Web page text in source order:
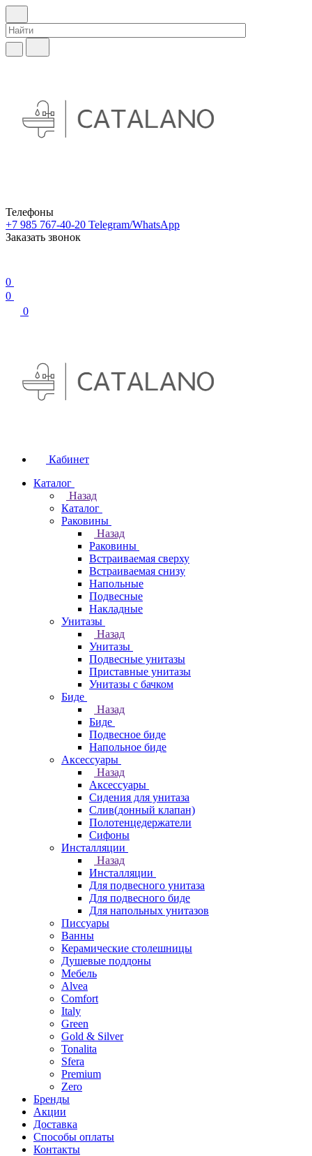
Телефоны
+7 985 767-40-20 Telegram/WhatsApp
Заказать звонок
0
0
0
Кабинет
Каталог
Назад
Каталог
Раковины
Назад
Раковины
Встраиваемая сверху
Встраиваемая снизу
Напольные
Подвесные
Накладные
Унитазы
Назад
Унитазы
Подвесные унитазы
Приставные унитазы
Унитазы с бачком
Биде
Назад
Биде
Подвесное биде
Напольное биде
Аксессуары
Назад
Аксессуары
Сидения для унитаза
Слив(донный клапан)
Полотенцедержатели
Сифоны
Инсталляции
Назад
Инсталляции
Для подвесного унитаза
Для подвесного биде
Для напольных унитазов
Писсуары
Ванны
Керамические столешницы
Душевые поддоны
Мебель
Alvea
Comfort
Italy
Green
Gold & Silver
Tonalita
Sfera
Premium
Zero
Бренды
Акции
Доставка
Способы оплаты
Контакты